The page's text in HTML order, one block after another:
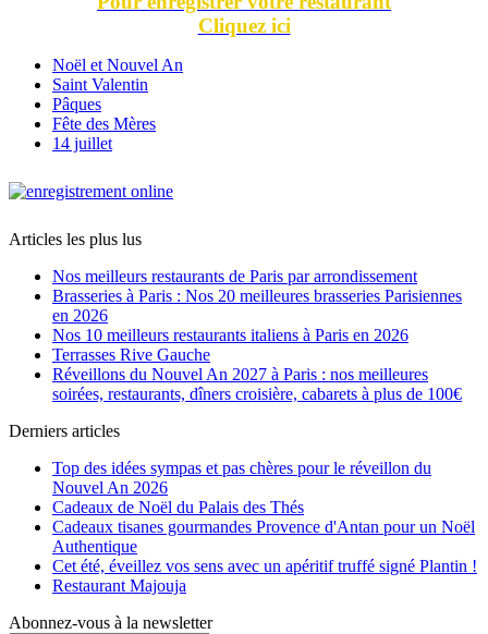
Cliquez ici
Noël et Nouvel An
Saint Valentin
Pâques
Fête des Mères
14 juillet
Articles les plus lus
Nos meilleurs restaurants de Paris par arrondissement
Brasseries à Paris : Nos 20 meilleures brasseries Parisiennes
en 2026
Nos 10 meilleurs restaurants italiens à Paris en 2026
Terrasses Rive Gauche
Réveillons du Nouvel An 2027 à Paris : nos meilleures
soirées, restaurants, dîners croisière, cabarets à plus de 100€
Derniers articles
Top des idées sympas et pas chères pour le réveillon du
Nouvel An 2026
Cadeaux de Noël du Palais des Thés
Cadeaux tisanes gourmandes Provence d'Antan pour un Noël
Authentique
Cet été, éveillez vos sens avec un apéritif truffé signé Plantin !
Restaurant Majouja
Abonnez-vous à la newsletter